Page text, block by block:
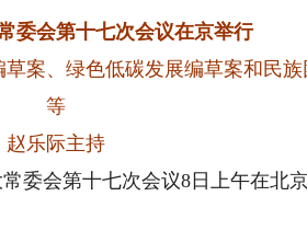
委会第十七次会议在京举行
案、绿色低碳发展编草案和民
等
赵乐际主持
委会第十七次会议8日上午在北